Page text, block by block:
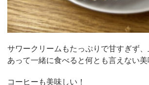
サワークリームもたっぷりで甘すぎず
あって一緒に食べると何とも言えない美
コーヒーも美味しい！